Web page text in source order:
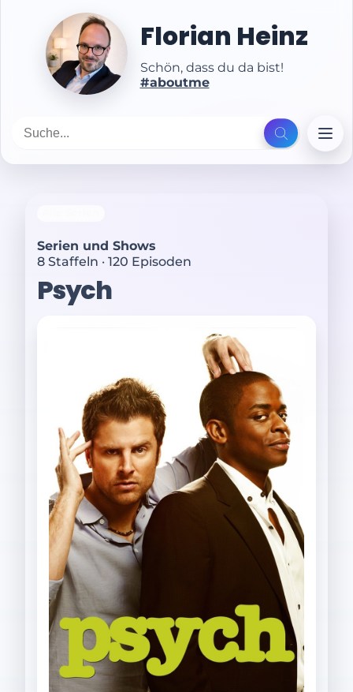
Florian Heinz
Schön, dass du da bist!
#aboutme
Serien und Shows
8 Staffeln · 120 Episoden
Psych